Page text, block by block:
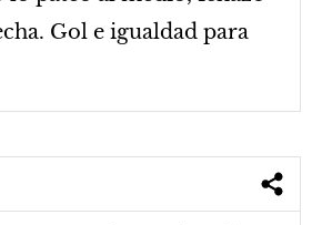
Gol e igualdad para